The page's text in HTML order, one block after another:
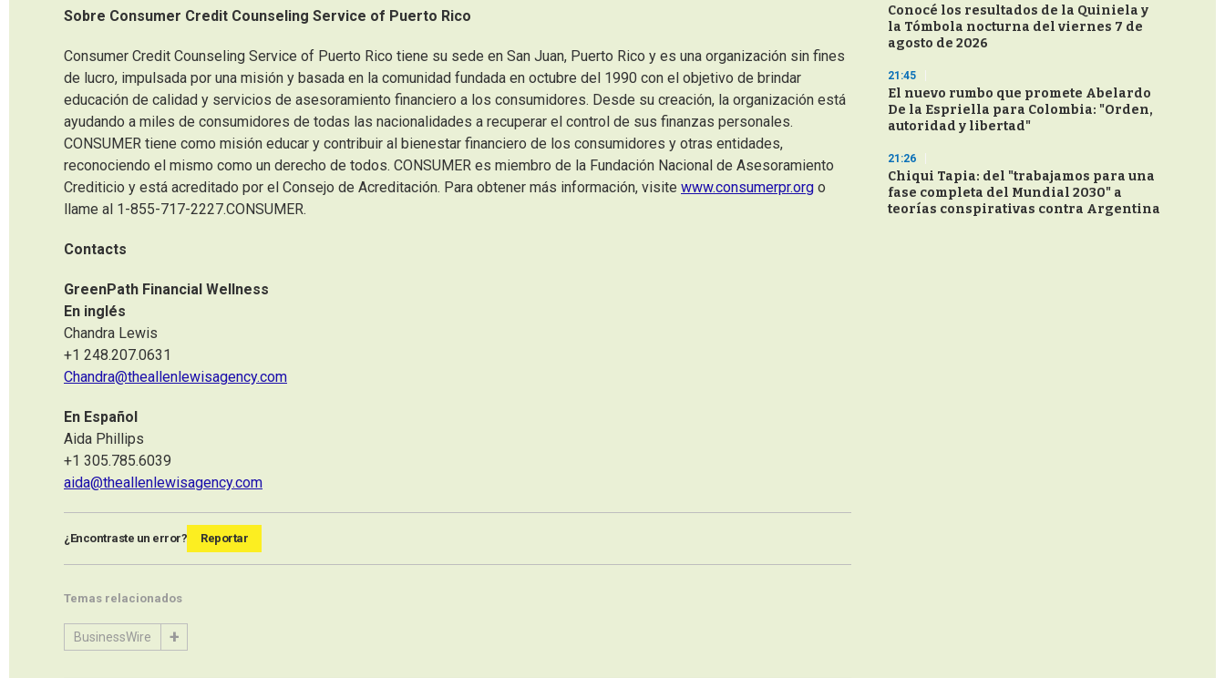
Sobre Consumer Credit Counseling Service of Puerto Rico
Consumer Credit Counseling Service of Puerto Rico tiene su sede en San Juan, Puerto Rico y es una organización sin fines
de lucro, impulsada por una misión y basada en la comunidad fundada en octubre del 1990 con el objetivo de brindar
educación de calidad y servicios de asesoramiento financiero a los consumidores. Desde su creación, la organización está
ayudando a miles de consumidores de todas las nacionalidades a recuperar el control de sus finanzas personales.
CONSUMER tiene como misión educar y contribuir al bienestar financiero de los consumidores y otras entidades,
reconociendo el mismo como un derecho de todos. CONSUMER es miembro de la Fundación Nacional de Asesoramiento
Crediticio y está acreditado por el Consejo de Acreditación. Para obtener más información, visite www.consumerpr.org o
llame al 1-855-717-2227.CONSUMER.
Contacts
GreenPath Financial Wellness
En inglés
Chandra Lewis
+1 248.207.0631
Chandra@theallenlewisagency.com
En Español
Aida Phillips
+1 305.785.6039
aida@theallenlewisagency.com
¿Encontraste un error? Reportar
Temas relacionados
BusinessWire
Conocé los resultados de la Quiniela y
la Tómbola nocturna del viernes 7 de
agosto de 2026
21:45
El nuevo rumbo que promete Abelardo
De la Espriella para Colombia: "Orden,
autoridad y libertad"
21:26
Chiqui Tapia: del "trabajamos para una
fase completa del Mundial 2030" a
teorías conspirativas contra Argentina